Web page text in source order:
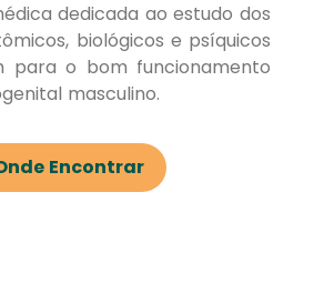
dedicada ao estudo dos
biológicos e psíquicos
para o bom funcionamento
masculino.
Encontrar